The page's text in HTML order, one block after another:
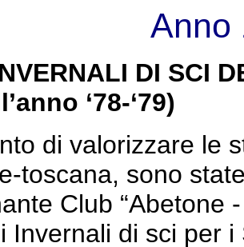
Anno
DI SCI
‘78-‘79)
di valorizzare le
toscana, sono
Club “Abetone
Invernali di sci per